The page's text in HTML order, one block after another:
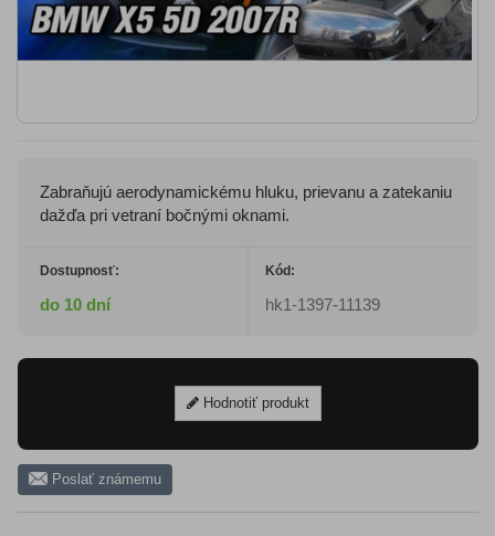
Zabraňujú aerodynamickému hluku, prievanu a zatekaniu
dažďa pri vetraní bočnými oknami.
Dostupnosť:
do 10 dní
Kód:
hk1-1397-11139
Hodnotiť produkt
Poslať známemu